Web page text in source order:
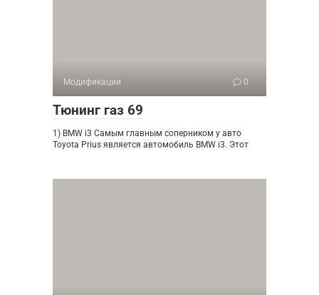
Модификации 0
Тюнинг газ 69
1) BMW i3 Самым главным соперником у авто
Toyota Prius является автомобиль BMW i3. Этот